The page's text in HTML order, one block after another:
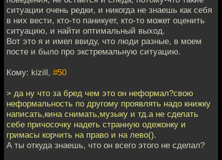
ситуации очень редки, и никогда не знаешь как себя
в них вести, кто-то паникует, кто-то может оценить
ситуацию, и найти оптимальный выход.
Вот это я и имел ввиду, что люди разные, в моем
посте и было про экстремальную ситуацию.
Кому: kizill, #50
> да ну что за бред чем это он неформал?свою
неформальность по другому проявлять надо книжку
написать,кина снимать,музыку и тд.а не сделать
себе причосочку надеть странную одежонку и
гримасы корчить на право и на лево().
А ты откуда знаешь, что он всего этого не сделал?